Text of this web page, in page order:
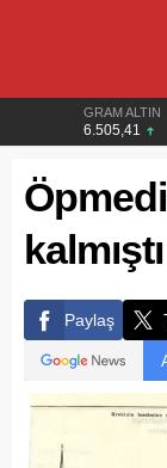
GRAM ALTIN
6.505,41
kalmıştı
Paylaş